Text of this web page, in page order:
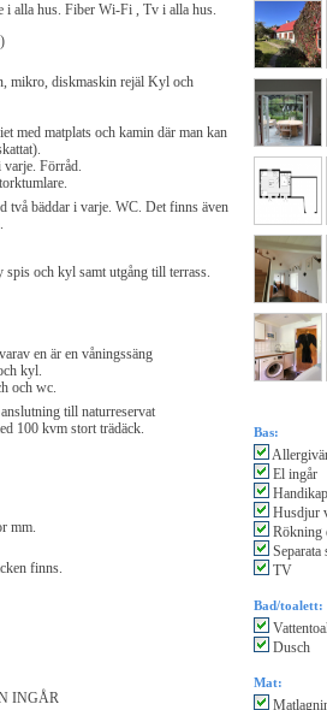
i alla hus. Fiber Wi-Fi , Tv i alla hus.
mikro, diskmaskin rejäl Kyl och
med matplats och kamin där man kan
varje. Förråd.
två bäddar i varje. WC. Det finns även
och kyl samt utgång till terrass.
en är en våningssäng
kyl.
och wc.
till naturreservat
100 kvm stort trädäck.
mm.
finns.
INGÅR
Bas:
El ingår
Husdjur
Rökning
Separata
TV
Bad/toalett:
Dusch
Mat: